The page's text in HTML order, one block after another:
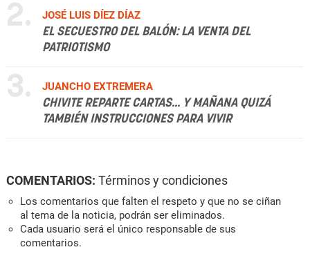
2.
JOSÉ LUIS DÍEZ DÍAZ
EL SECUESTRO DEL BALÓN: LA VENTA DEL
PATRIOTISMO
3.
JUANCHO EXTREMERA
CHIVITE REPARTE CARTAS... Y MAÑANA QUIZÁ
TAMBIÉN INSTRUCCIONES PARA VIVIR
COMENTARIOS: Términos y condiciones
Los comentarios que falten el respeto y que no se ciñan
al tema de la noticia, podrán ser eliminados.
Cada usuario será el único responsable de sus
comentarios.